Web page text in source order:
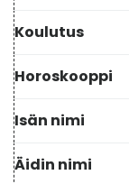
Koulutus
Horoskooppi
Isän nimi
Äidin nimi